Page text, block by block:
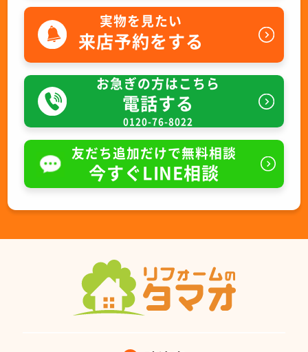
実物を見たい
来店予約をする
お急ぎの方はこちら
電話する
0120-76-8022
友だち追加だけで無料相談
今すぐLINE相談